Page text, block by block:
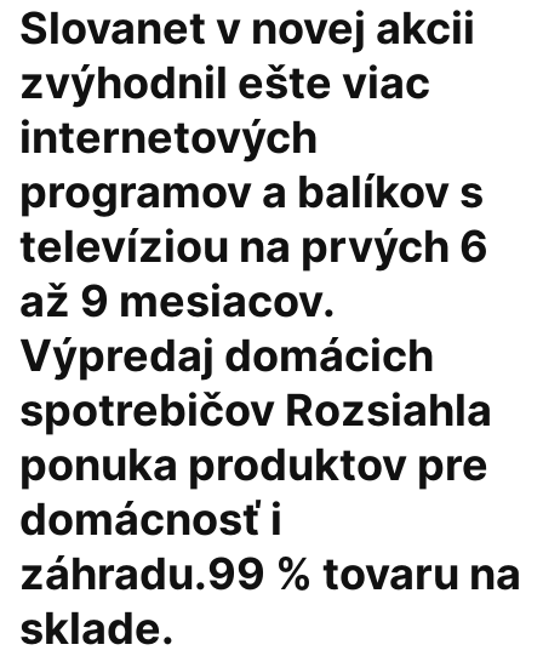
Slovanet v novej akcii
zvýhodnil ešte viac
internetových
programov a balíkov s
televíziou na prvých 6
až 9 mesiacov.
Výpredaj domácich
spotrebičov Rozsiahla
ponuka produktov pre
domácnosť i
záhradu.99 % tovaru na
sklade.